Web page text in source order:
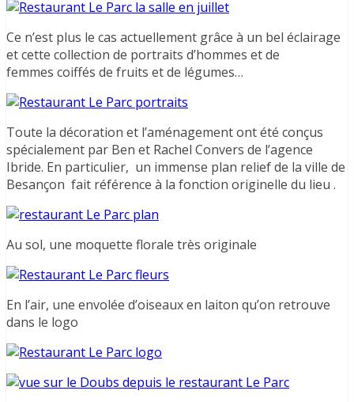
Ce n’est plus le cas actuellement grâce à un bel éclairage
et cette collection de portraits d’hommes et de
femmes coiffés de fruits et de légumes…
Toute la décoration et l’aménagement ont été conçus
spécialement par Ben et Rachel Convers de l’agence
Ibride. En particulier, un immense plan relief de la ville de
Besançon fait référence à la fonction originelle du lieu .
Au sol, une moquette florale très originale
En l’air, une envolée d’oiseaux en laiton qu’on retrouve
dans le logo